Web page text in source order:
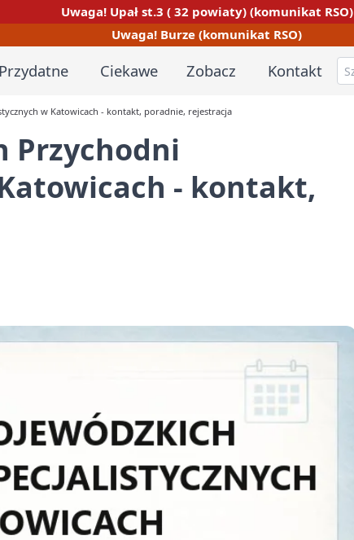
Uwaga! Upał st.3 ( 32 powiaty) (komunikat RSO)
Uwaga! Burze (komunikat RSO)
Przydatne Ciekawe Zobacz Kontakt
w Katowicach - kontakt, poradnie, rejestracja
Przychodni
- kontakt,